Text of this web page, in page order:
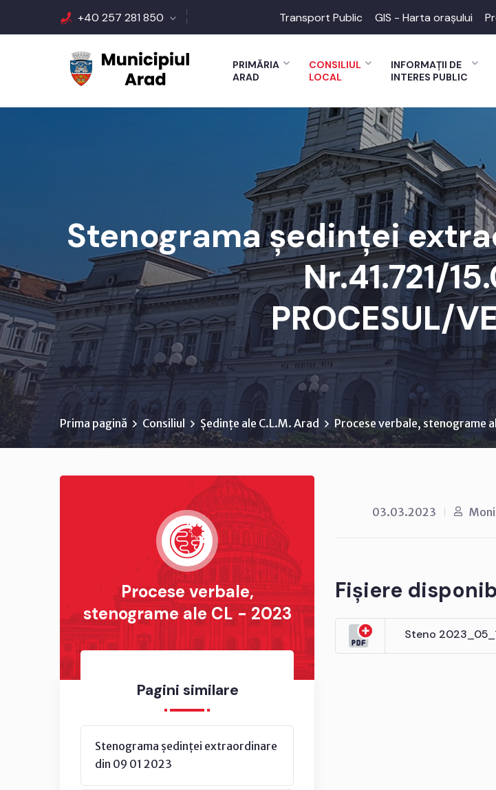
+40 257 281 850 Transport Public GIS - Harta orașului
PRIMĂRIA
ARAD
CONSILIUL
LOCAL
INFORMAȚII DE
INTERES PUBLIC
Stenograma ședinței
Nr.41.721/
PROCESUL/
Prima pagină Consiliul Ședințe ale C.L.M. Arad Procese verbale, stenograme
Procese verbale,
stenograme ale CL - 2023
Pagini similare
Stenograma ședinței extraordinare
din 09 01 2023
03.03.2023
Fișiere
Steno